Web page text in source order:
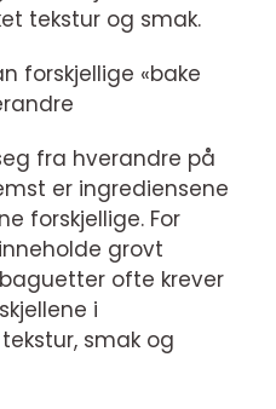
tekstur og smak.
forskjellige «bake
fra hverandre på
er ingrediensene
forskjellige. For
grovt
ofte krever
i
smak og